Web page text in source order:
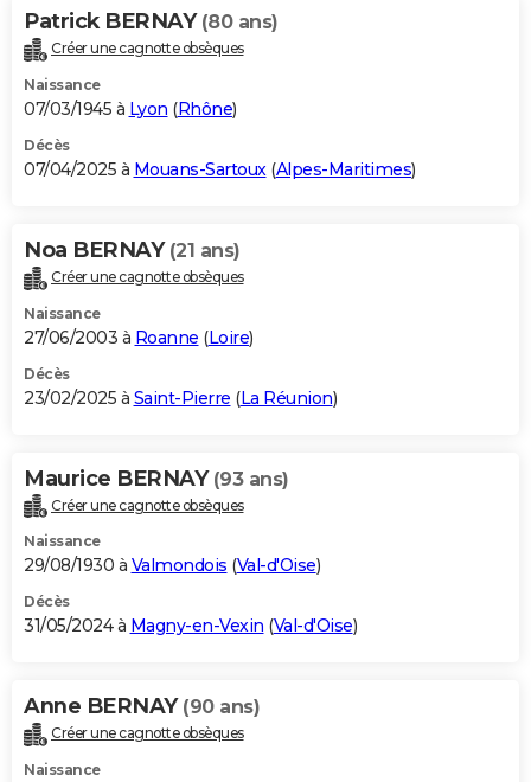
Patrick BERNAY (80 ans)
Créer une cagnotte obsèques
Naissance
07/03/1945 à Lyon (Rhône)
Décès
07/04/2025 à Mouans-Sartoux(Alpes-Maritimes)
Noa BERNAY (21 ans)
Créer une cagnotte obsèques
Naissance
27/06/2003 à Roanne (Loire)
Décès
23/02/2025 à Saint-Pierre (La Réunion)
Maurice BERNAY (93 ans)
Créer une cagnotte obsèques
Naissance
29/08/1930 à Valmondois (Val-d'Oise)
Décès
31/05/2024 à Magny-en-Vexin (Val-d'Oise)
Anne BERNAY (90 ans)
Créer une cagnotte obsèques
Naissance